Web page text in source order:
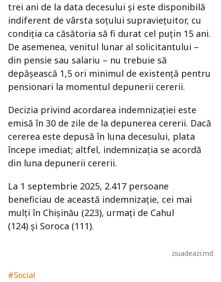
trei ani de la data decesului și este disponibilă
indiferent de vârsta soțului supraviețuitor, cu
condiția ca căsătoria să fi durat cel puțin 15 ani.
De asemenea, venitul lunar al solicitantului –
din pensie sau salariu – nu trebuie să
depășească 1,5 ori minimul de existență pentru
pensionari la momentul depunerii cererii.
Decizia privind acordarea indemnizației este
emisă în 30 de zile de la depunerea cererii. Dacă
cererea este depusă în luna decesului, plata
începe imediat; altfel, indemnizația se acordă
din luna depunerii cererii.
La 1 septembrie 2025, 2.417 persoane
beneficiau de această indemnizație, cei mai
mulți în Chișinău (223), urmați de Cahul
(124) și Soroca (111).
ziuadeazi.md
#Social